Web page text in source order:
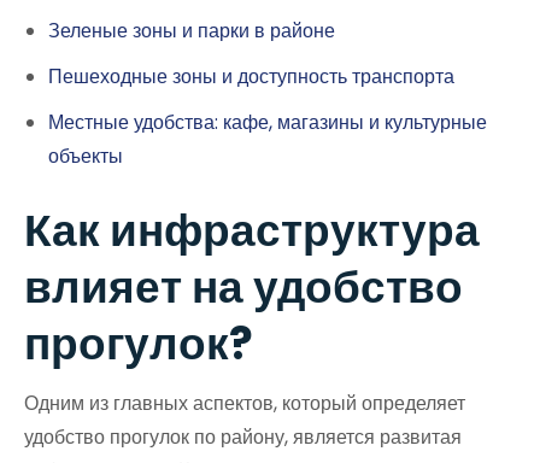
Зеленые зоны и парки в районе
Пешеходные зоны и доступность транспорта
Местные удобства: кафе, магазины и культурные
объекты
Как инфраструктура
влияет на удобство
прогулок?
Одним из главных аспектов, который определяет
удобство прогулок по району, является развитая